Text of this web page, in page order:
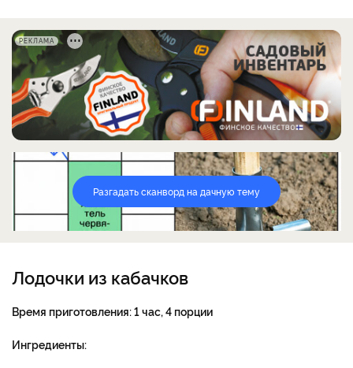
РЕКЛАМА
Разгадать сканворд на дачную тему
Лодочки из кабачков
Время приготовления:1 час, 4 порции
Ингредиенты: